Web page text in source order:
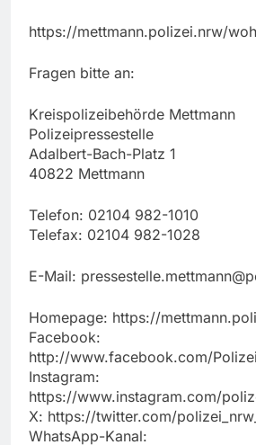
https://mettmann.polizei.nrw/
Fragen bitte an:
Kreispolizeibehörde Mettmann
Polizeipressestelle
Adalbert-Bach-Platz 1
40822 Mettmann
Telefon: 02104 982-1010
Telefax: 02104 982-1028
E-Mail:
Homepage: https://
Facebook:
http://www.facebook.com/
Instagram:
https://www.instagram.com/
X: https://twitter.com/
WhatsApp-Kanal: